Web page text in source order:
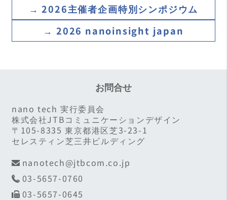
ネス推進協議会 事務局長）
武田 真一（一般社団法人日本ディスパージョン
センター 代表理事）
員）
未来ICT研究所 神戸フロンティア研究センター
研究センター長）
出村 雅彦（国立研究開発法人物質・材料研究機
構 技術開発・共用部門 部門長）
内藤 牧男（大阪大学名誉教授）
長山 智男（株式会社リコー 技術統括部 技術経営
→ 2026主催者企画特別シンポジウム
→ 2026 nanoinsight japan
お問合せ
nano tech 実行委員会
株式会社JTBコミュニケーションデザイン
〒105-8335 東京都港区芝3-23-1
セレスティン芝三井ビルディング
nanotech@jtbcom.co.jp
03-5657-0760
03-5657-0645